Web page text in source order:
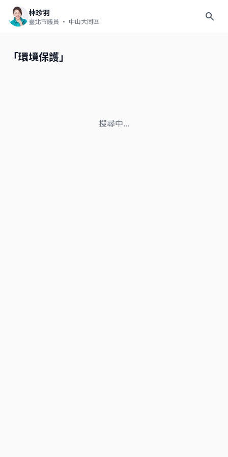
林珍羽
臺北市議員 · 中山大同區 search
「環境保護」
搜尋中...